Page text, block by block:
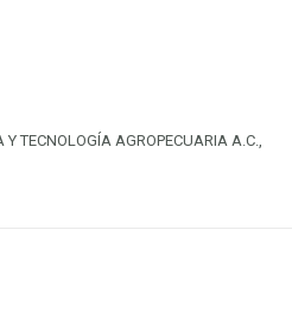
TECNOLOGÍA AGROPECUARIA A.C.,